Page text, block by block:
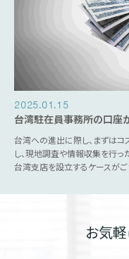
2025.01.15
台湾駐在員事務所の口座
台湾への進出に際し、まずはコ
し、現地調査や情報収集を行
台湾支店を設立するケースが
お気